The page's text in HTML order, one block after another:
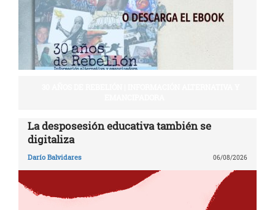
La desposesión educativa también se
digitaliza
Darío Balvidares 06/08/2026